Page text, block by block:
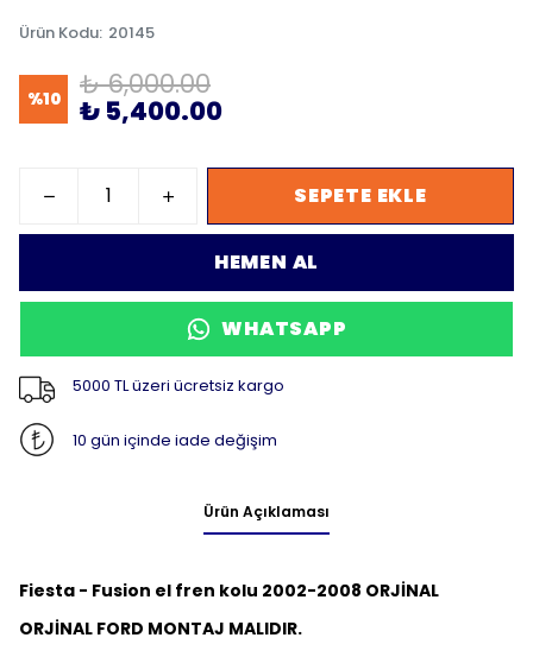
Ürün Kodu: 20145
%10 ₺ 6,000.00
₺ 5,400.00
SEPETE EKLE
HEMEN AL
WHATSAPP
5000 TL üzeri ücretsiz kargo
10 gün içinde iade değişim
Ürün Açıklaması
Fiesta - Fusion el fren kolu 2002-2008 ORJİNAL
ORJİNAL FORD MONTAJ MALIDIR.